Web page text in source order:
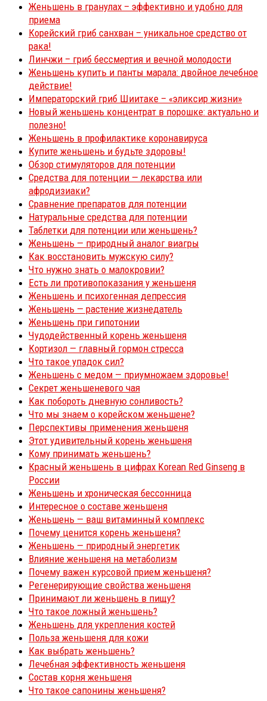
Женьшень в гранулах – эффективно и удобно для
приема
Корейский гриб санхван – уникальное средство от
рака!
Линчжи – гриб бессмертия и вечной молодости
Женьшень купить и панты марала: двойное лечебное
действие!
Императорский гриб Шиитаке – «эликсир жизни»
Новый женьшень концентрат в порошке: актуально и
полезно!
Женьшень в профилактике коронавируса
Купите женьшень и будьте здоровы!
Обзор стимуляторов для потенции
Средства для потенции — лекарства или
афродизиаки?
Сравнение препаратов для потенции
Натуральные средства для потенции
Таблетки для потенции или женьшень?
Женьшень — природный аналог виагры
Как восстановить мужскую силу?
Что нужно знать о малокровии?
Есть ли противопоказания у женьшеня
Женьшень и психогенная депрессия
Женьшень — растение жизнедатель
Женьшень при гипотонии
Чудодейственный корень женьшеня
Кортизол — главный гормон стресса
Что такое упадок сил?
Женьшень с медом — приумножаем здоровье!
Секрет женьшеневого чая
Как побороть дневную сонливость?
Что мы знаем о корейском женьшене?
Перспективы применения женьшеня
Этот удивительный корень женьшеня
Кому принимать женьшень?
Красный женьшень в цифрах Korean Red Ginseng в
России
Женьшень и хроническая бессонница
Интересное о составе женьшеня
Женьшень — ваш витаминный комплекс
Почему ценится корень женьшеня?
Женьшень — природный энергетик
Влияние женьшеня на метаболизм
Почему важен курсовой прием женьшеня?
Регенерирующие свойства женьшеня
Принимают ли женьшень в пищу?
Что такое ложный женьшень?
Женьшень для укрепления костей
Польза женьшеня для кожи
Как выбрать женьшень?
Лечебная эффективность женьшеня
Состав корня женьшеня
Что такое сапонины женьшеня?